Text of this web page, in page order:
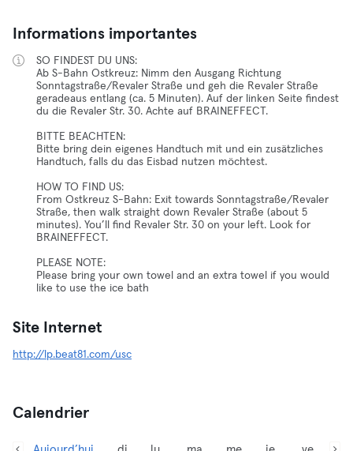
Informations importantes
SO FINDEST DU UNS:
Ab S-Bahn Ostkreuz: Nimm den Ausgang Richtung
Sonntagstraße/Revaler Straße und geh die Revaler Straße
geradeaus entlang (ca. 5 Minuten). Auf der linken Seite findest
du die Revaler Str. 30. Achte auf BRAINEFFECT.
BITTE BEACHTEN:
Bitte bring dein eigenes Handtuch mit und ein zusätzliches
Handtuch, falls du das Eisbad nutzen möchtest.
HOW TO FIND US:
From Ostkreuz S-Bahn: Exit towards Sonntagstraße/Revaler
Straße, then walk straight down Revaler Straße (about 5
minutes). You’ll find Revaler Str. 30 on your left. Look for
BRAINEFFECT.
PLEASE NOTE:
Please bring your own towel and an extra towel if you would
like to use the ice bath
Site Internet
http://lp.beat81.com/usc
Calendrier